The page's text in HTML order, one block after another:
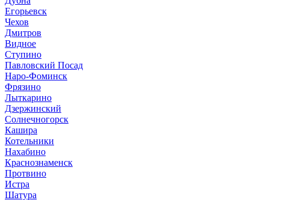
Егорьевск
Чехов
Дмитров
Видное
Ступино
Павловский Посад
Наро-Фоминск
Фрязино
Лыткарино
Дзержинский
Солнечногорск
Кашира
Котельники
Нахабино
Краснознаменск
Протвино
Истра
Шатура